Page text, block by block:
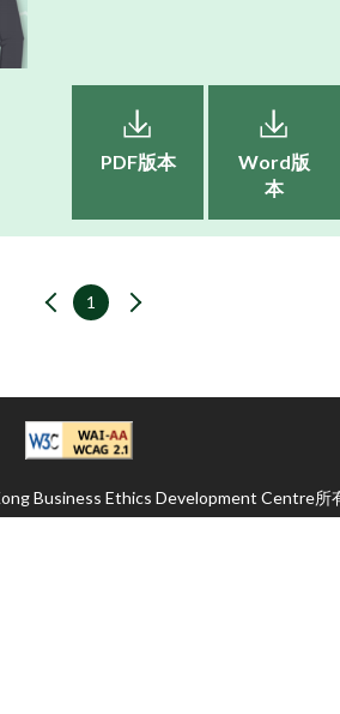
PDF版本
Word版
本
1
Business Ethics Development Centre所